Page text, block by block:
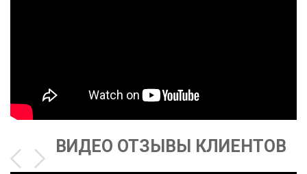
ВИДЕО ОТЗЫВЫ КЛИЕНТОВ